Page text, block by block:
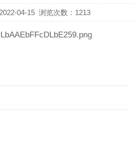
04-15 浏览次数：1213